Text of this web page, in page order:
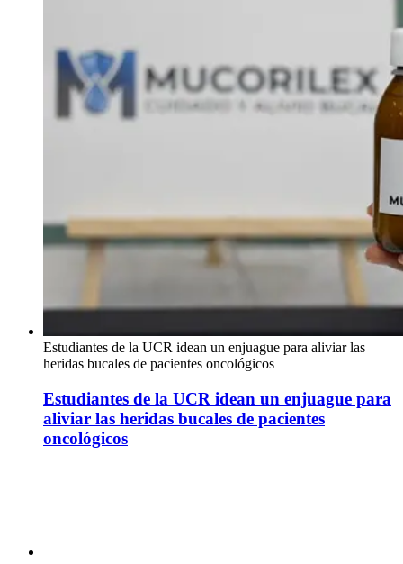
Estudiantes de la UCR idean un enjuague para aliviar las
heridas bucales de pacientes oncológicos
Estudiantes de la UCR idean un enjuague para
aliviar las heridas bucales de pacientes
oncológicos